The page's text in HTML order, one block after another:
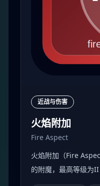
近战与伤害
火焰附加
Fire Aspect
火焰附加（Fire
的附魔，最高等级为II